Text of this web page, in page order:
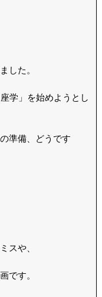
した。
学」を始めようとし
準備、どうです
スや、
です。